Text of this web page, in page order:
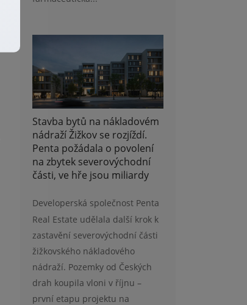
Stavba bytů na nákladovém
nádraží Žižkov se rozjíždí.
Penta požádala o povolení
na zbytek severovýchodní
části, ve hře jsou miliardy
Developerská společnost Penta
Real Estate udělala další krok k
zastavění severovýchodní části
žižkovského nákladového
nádraží. Pozemky od Českých
drah koupila vloni v říjnu –
první etapu projektu na